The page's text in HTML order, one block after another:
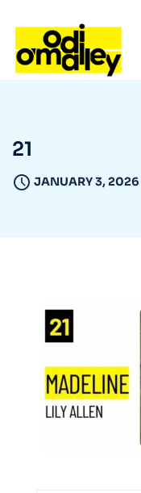
21
JANUARY 3, 2026